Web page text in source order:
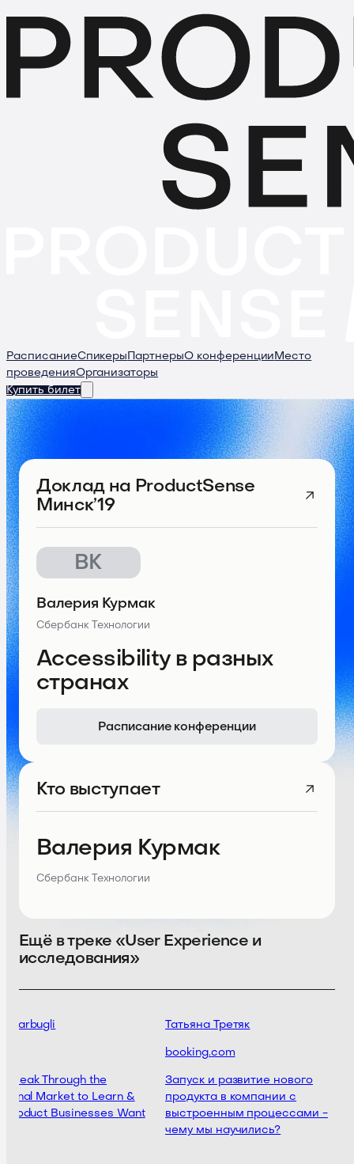
РасписаниеСпикеры ПартнерыО конференции Место
проведенияОрганизаторы
Купить билет
Доклад на ProductSense
Минск’19
ВК
Accessibility в разных
странах
Валерия Курмак
Сбербанк Технологии
Расписание конференции
Кто выступает
Валерия Курмак
Сбербанк Технологии
Ещё в треке «User Experience и
исследования»
Garbugli
Through the
Market to Learn &
Businesses Want
Татьяна Третяк
booking.com
Запуск и развитие нового
продукта в компании с
выстроенным процессами -
чему мы научились?